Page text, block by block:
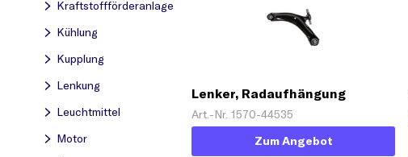
Kraftstoff­förderanlage
Kühlung
Kupplung
Lenkung
Leuchtmittel
Motor
Lenker, Radaufhängung
Art.-Nr. 1570-44535
Zum Angebot